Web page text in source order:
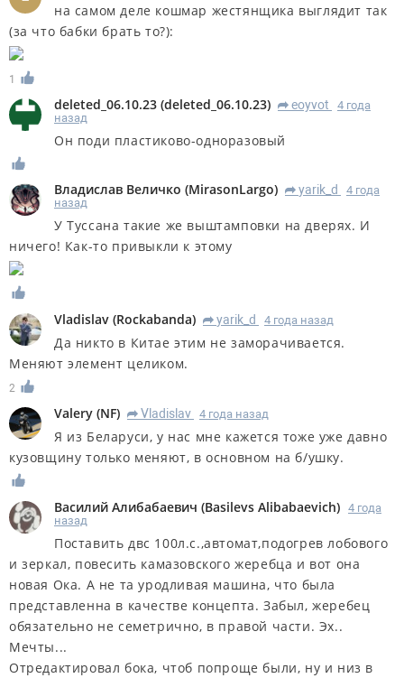
на самом деле кошмар жестянщика выглядит так
(за что бабки брать то?):
1
deleted_06.10.23 (deleted_06.10.23) R eoyvot
4 года
назад
Он поди пластиково-одноразовый
Владислав Величко (MirasonLargo) R yarik_d
4 года
назад
У Туссана такие же выштамповки на дверях. И
ничего! Как-то привыкли к этому
Vladislav (Rockabanda) R yarik_d 4 года назад
Да никто в Китае этим не заморачивается.
Меняют элемент целиком.
2
Valery (NF) R Vladislav 4 года назад
Я из Беларуси, у нас мне кажется тоже уже давно
кузовщину только меняют, в основном на б/ушку.
Василий Алибабаевич (Basilevs Alibabaevich) 4 года
назад
Поставить двс 100л.с.,автомат,подогрев лобового
и зеркал, повесить камазовского жеребца и вот она
новая Ока. А не та уродливая машина, что была
представленна в качестве концепта. Забыл, жеребец
обязательно не семетрично, в правой части. Эх..
Мечты...
Отредактировал бока, чтоб попроще были, ну и низ в